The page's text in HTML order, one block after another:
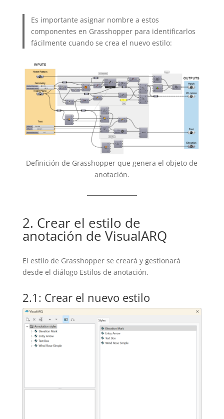
Es importante asignar nombre a estos
componentes en Grasshopper para identificarlos
fácilmente cuando se crea el nuevo estilo:
Definición de Grasshopper que genera el objeto de
anotación.
2. Crear el estilo de
anotación de VisualARQ
El estilo de Grasshopper se creará y gestionará
desde el diálogo Estilos de anotación.
2.1: Crear el nuevo estilo